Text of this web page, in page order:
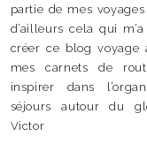
partie de mes voyages
d’ailleurs cela qui
créer ce blog voyage
mes carnets de
inspirer dans
séjours autour du
Victor